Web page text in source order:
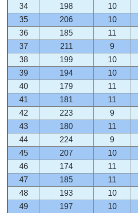
34
198 10
35
206 10
36
185 11
37
211 9
38
199 10
39
194 10
40
179 11
41
181 11
42
223 9
43
180 11
44
224 9
45
207 10
46
174 11
47
185 11
48
193 10
49
197 10